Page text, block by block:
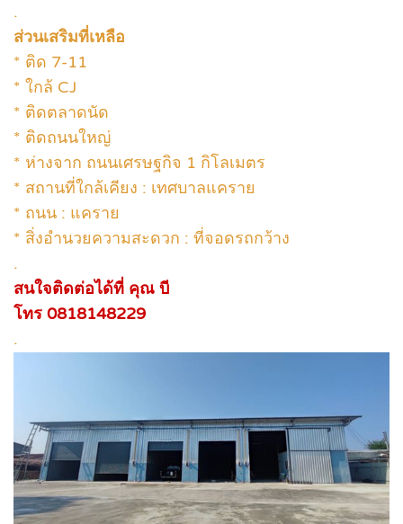
.
ส่วนเสริมที่เหลือ
* ติด 7-11
* ใกล้ CJ
* ติดตลาดนัด
* ติดถนนใหญ่
* ห่างจาก ถนนเศรษฐกิจ 1 กิโลเมตร
* สถานที่ใกล้เคียง : เทศบาลแคราย
* ถนน : แคราย
* สิ่งอำนวยความสะดวก : ที่จอดรถกว้าง
.
สนใจติดต่อได้ที่ คุณ บี
โทร 0818148229
.